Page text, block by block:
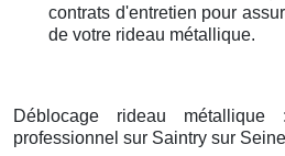
contrats d'entretien pour
de votre rideau métallique.
Déblocage rideau
professionnel sur Saintry sur Seine